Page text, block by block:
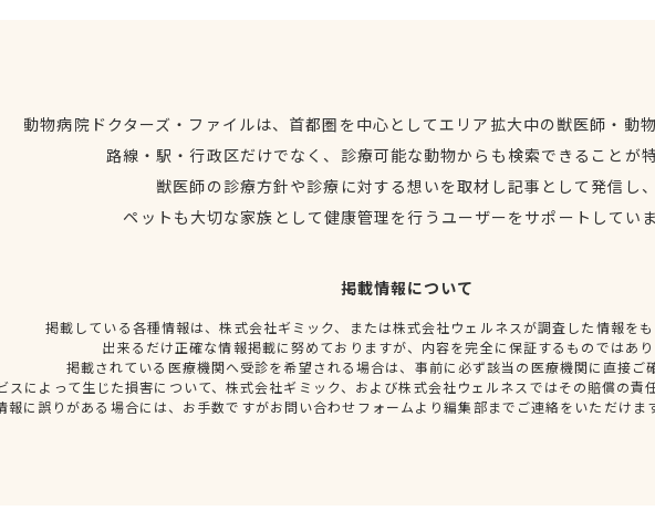
動物病院ドクターズ・ファイルは、首都圏を中心としてエリア拡大中の獣医師・動
路線・駅・行政区だけでなく、診療可能な動物からも検索できることが
獣医師の診療方針や診療に対する想いを取材し記事として発信し
ペットも大切な家族として健康管理を行うユーザーをサポートしてい
掲載情報について
掲載している各種情報は、株式会社ギミック、または株式会社ウェルネスが調査した情報を
出来るだけ正確な情報掲載に努めておりますが、内容を完全に保証するものではあ
掲載されている医療機関へ受診を希望される場合は、事前に必ず該当の医療機関に直接ご
スによって生じた損害について、株式会社ギミック、および株式会社ウェルネスではその賠償の責
報に誤りがある場合には、お手数ですがお問い合わせフォームより編集部までご連絡をいただけま